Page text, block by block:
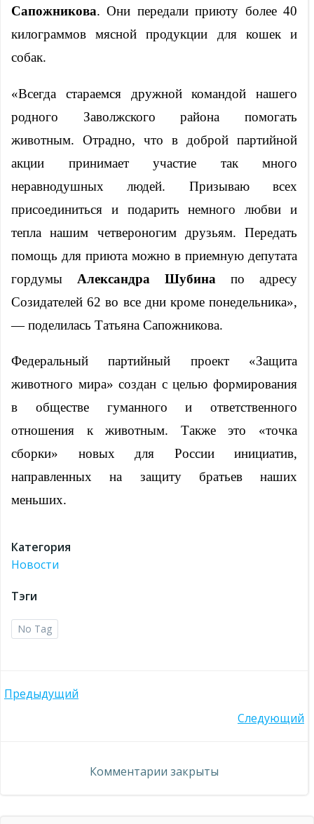
Сапожникова. Они передали приюту более 40
килограммов мясной продукции для кошек и
собак.
«Всегда стараемся дружной командой нашего
родного Заволжского района помогать
животным. Отрадно, что в доброй партийной
акции принимает участие так много
неравнодушных людей. Призываю всех
присоединиться и подарить немного любви и
тепла нашим четвероногим друзьям. Передать
помощь для приюта можно в приемную депутата
гордумы Александра Шубина по адресу
Созидателей 62 во все дни кроме понедельника»,
— поделилась Татьяна Сапожникова.
Федеральный партийный проект «Защита
животного мира» создан с целью формирования
в обществе гуманного и ответственного
отношения к животным. Также это «точка
сборки» новых для России инициатив,
направленных на защиту братьев наших
меньших.
Категория
Новости
Тэги
No Tag
Навигация
записям
Предыдущий
Следующий
Комментарии закрыты